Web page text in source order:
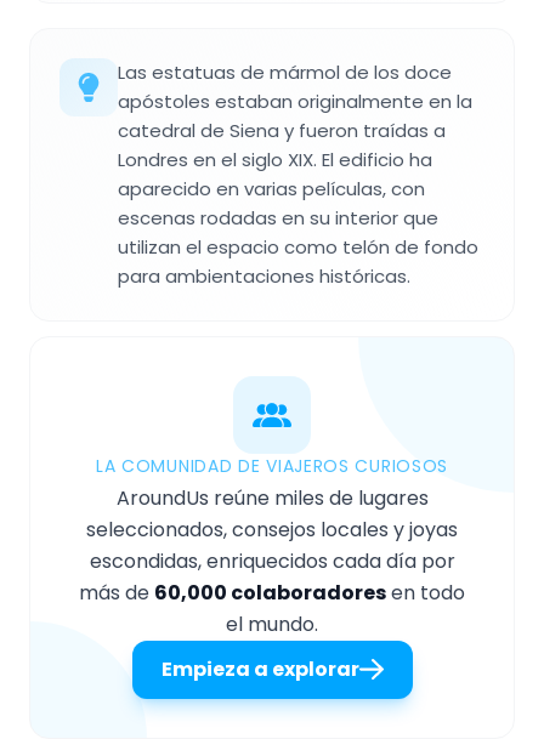
Las estatuas de mármol de los doce
apóstoles estaban originalmente en la
catedral de Siena y fueron traídas a
Londres en el siglo XIX. El edificio ha
aparecido en varias películas, con
escenas rodadas en su interior que
utilizan el espacio como telón de fondo
para ambientaciones históricas.
LA COMUNIDAD DE VIAJEROS CURIOSOS
AroundUs reúne miles de lugares
seleccionados, consejos locales y joyas
escondidas, enriquecidos cada día por
más de 60,000 colaboradoresen todo
el mundo.
Empieza a explorar